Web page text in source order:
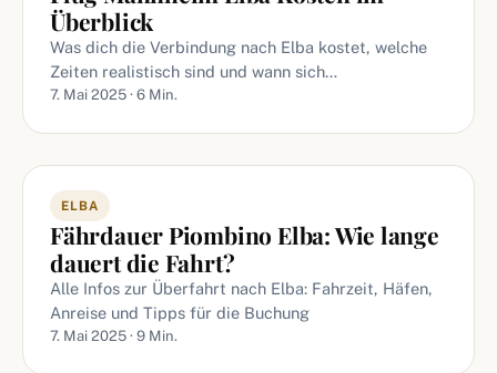
Überblick
Was dich die Verbindung nach Elba kostet, welche
Zeiten realistisch sind und wann sich…
7. Mai 2025 · 6 Min.
ELBA
Fährdauer Piombino Elba: Wie lange
dauert die Fahrt?
Alle Infos zur Überfahrt nach Elba: Fahrzeit, Häfen,
Anreise und Tipps für die Buchung
7. Mai 2025 · 9 Min.